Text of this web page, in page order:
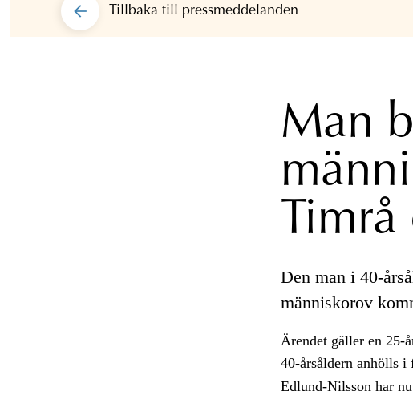
Tillbaka till pressmeddelanden
Man
Den man i 40-
människorov
Ärendet gäller en 25-
40-årsåldern anhölls i
Edlund-Nilsson har